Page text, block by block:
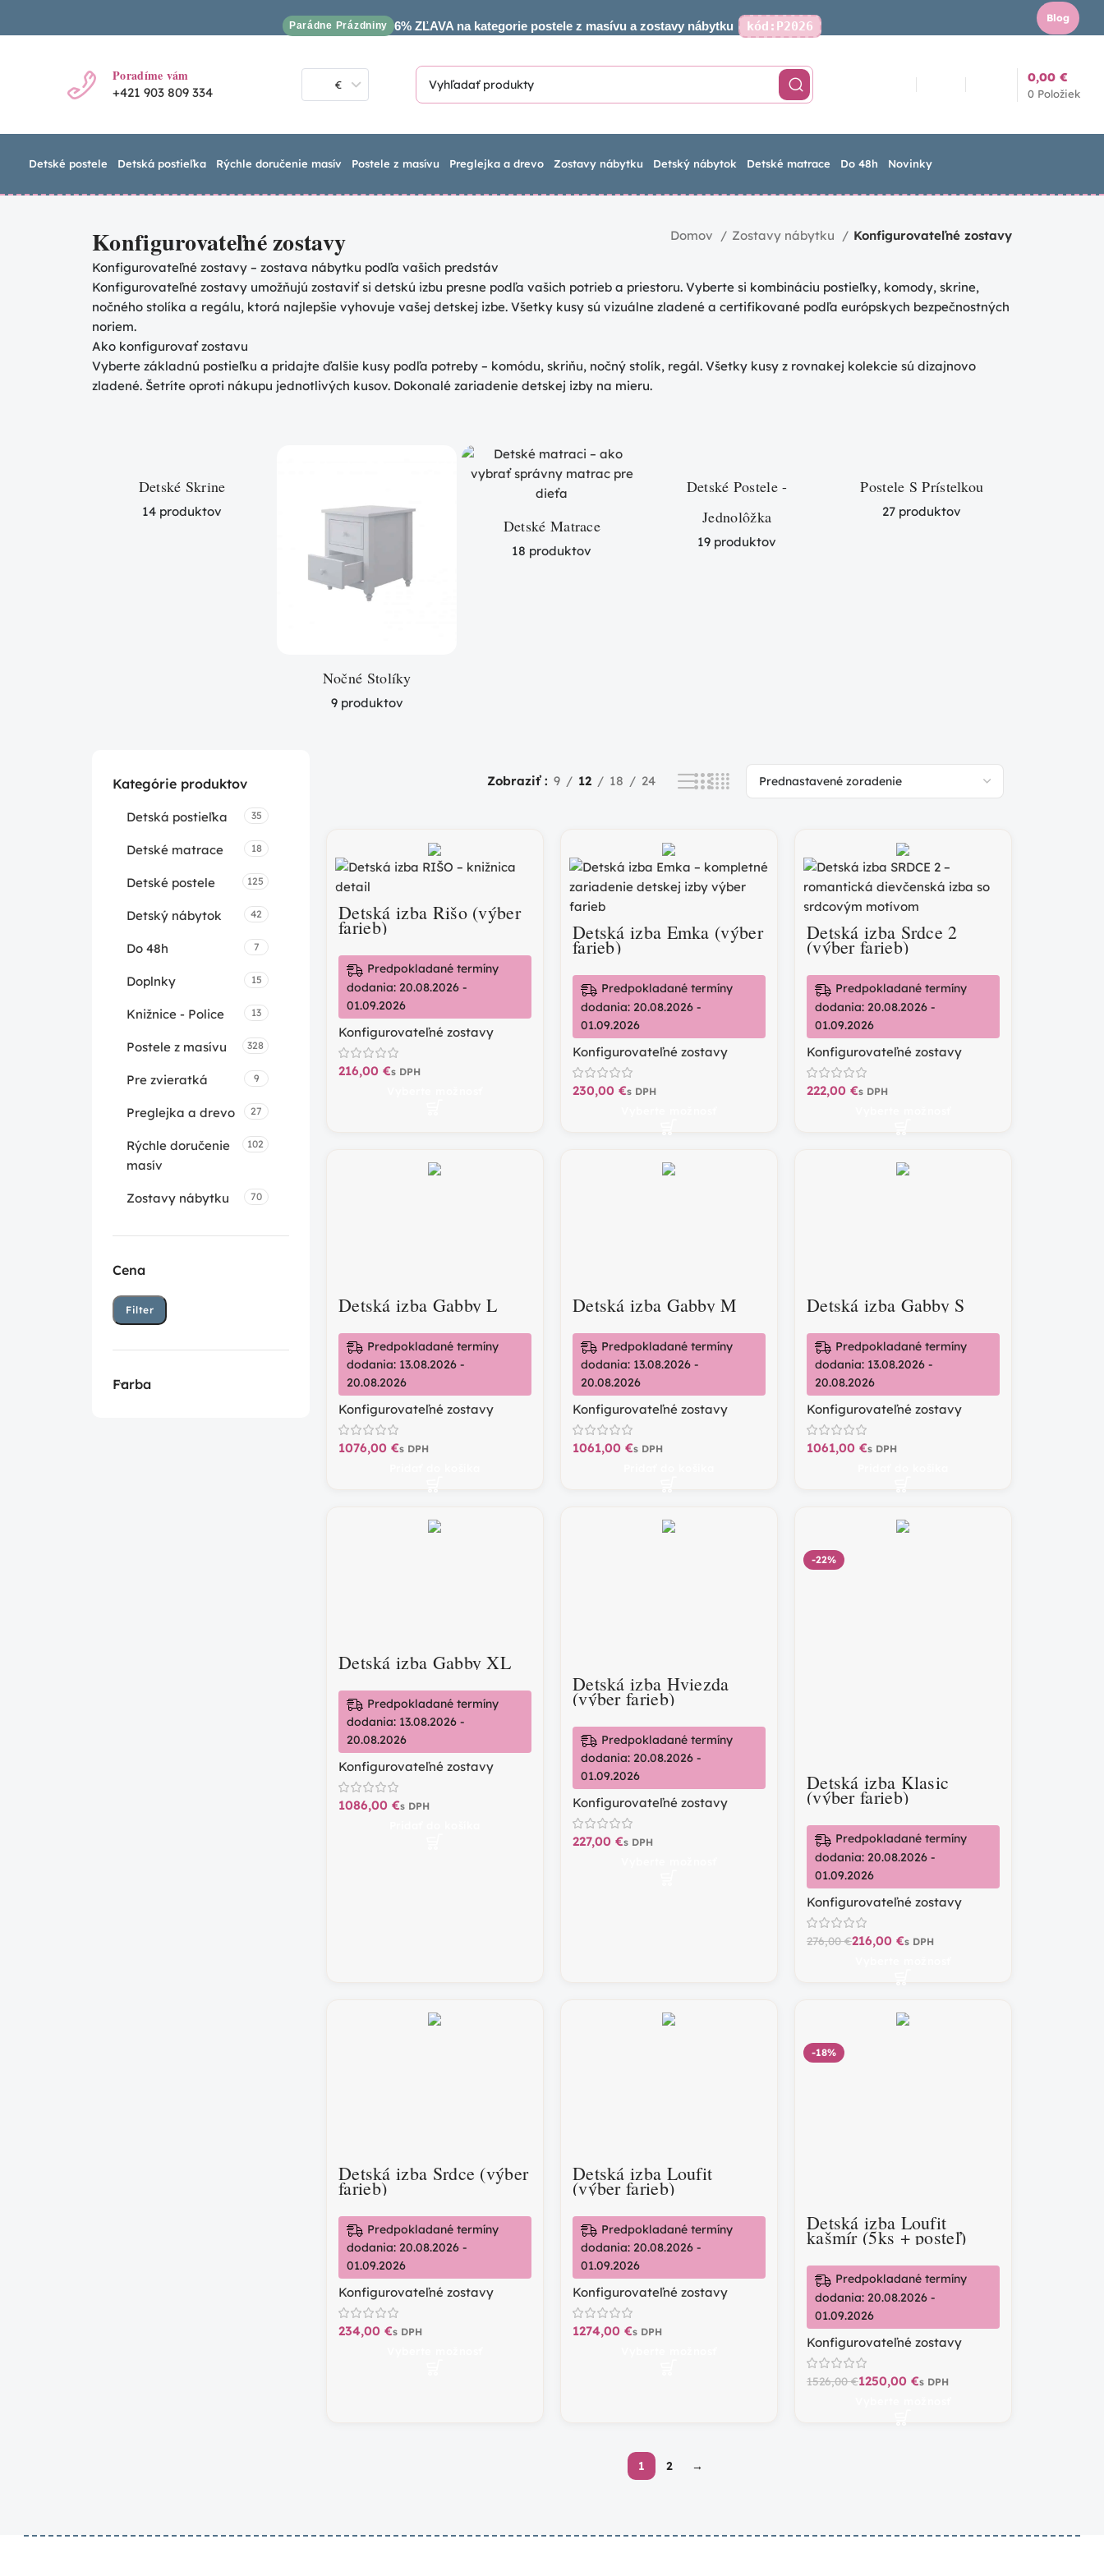
Parádne Prázdniny 6% ZĽAVA na kategorie postele z masívu a zostavy nábytku kód:P2026
Blog
Poradíme vám
+421 903 809 334 €
0 Položiek
0,00 €
Detské postele Detská postieľka Rýchle doručenie masív Postele z masívu Preglejka a drevo Zostavy nábytku Detský nábytok Detské matrace Do 48h Novinky
Konfigurovateľné zostavy Domov Zostavy nábytku Konfigurovateľné zostavy
Konfigurovateľné zostavy – zostava nábytku podľa vašich predstáv
Konfigurovateľné zostavy umožňujú zostaviť si detskú izbu presne podľa vašich potrieb a priestoru. Vyberte si kombináciu postieľky, komody, skrine,
nočného stolíka a regálu, ktorá najlepšie vyhovuje vašej detskej izbe. Všetky kusy sú vizuálne zladené a certifikované podľa európskych bezpečnostných
noriem.
Ako konfigurovať zostavu
Vyberte základnú postieľku a pridajte ďalšie kusy podľa potreby – komódu, skriňu, nočný stolík, regál. Všetky kusy z rovnakej kolekcie sú dizajnovo
zladené. Šetríte oproti nákupu jednotlivých kusov. Dokonalé zariadenie detskej izby na mieru.
Detské Skrine
14 produktov
Nočné Stolíky
9 produktov
Detské Matrace
18 produktov
Detské Postele -
Jednolôžka
19 produktov
Postele S Prístelkou
27 produktov
Kategórie produktov
Detská postieľka 35
Detské matrace 18
Detské postele 125
Detský nábytok 42
Do 48h 7
Doplnky 15
Knižnice - Police 13
Postele z masívu 328
Pre zvieratká 9
Preglejka a drevo 27
Rýchle doručenie
masív
102
Zostavy nábytku 70
Cena
Filter
Farba
Zobraziť 9 12 18 24
Detská izba Rišo (výber
farieb)
Predpokladané termíny
dodania: 20.08.2026 -
01.09.2026
Konfigurovateľné zostavy
€
Detská izba Emka (výber
farieb)
Predpokladané termíny
dodania: 20.08.2026 -
01.09.2026
Konfigurovateľné zostavy
€
Detská izba Srdce 2
(výber farieb)
Predpokladané termíny
dodania: 20.08.2026 -
01.09.2026
Konfigurovateľné zostavy
€
Detská izba Gabby L
Predpokladané termíny
dodania: 13.08.2026 -
20.08.2026
Konfigurovateľné zostavy
€
Detská izba Gabby M
Predpokladané termíny
dodania: 13.08.2026 -
20.08.2026
Konfigurovateľné zostavy
€
Detská izba Gabby S
Predpokladané termíny
dodania: 13.08.2026 -
20.08.2026
Konfigurovateľné zostavy
€
Detská izba Gabby XL
Predpokladané termíny
dodania: 13.08.2026 -
20.08.2026
Konfigurovateľné zostavy
€
Detská izba Hviezda
(výber farieb)
Predpokladané termíny
dodania: 20.08.2026 -
01.09.2026
Konfigurovateľné zostavy
€
-22%
Detská izba Klasic
(výber farieb)
Predpokladané termíny
dodania: 20.08.2026 -
01.09.2026
Konfigurovateľné zostavy
276,00€216,00 €
Detská izba Srdce (výber
farieb)
Predpokladané termíny
dodania: 20.08.2026 -
01.09.2026
Konfigurovateľné zostavy
€
Detská izba Loufit
(výber farieb)
Predpokladané termíny
dodania: 20.08.2026 -
01.09.2026
Konfigurovateľné zostavy
€
-18%
Detská izba Loufit
kašmír (5ks + posteľ)
Predpokladané termíny
dodania: 20.08.2026 -
01.09.2026
Konfigurovateľné zostavy
1526,00€1250,00 €
1 2 →